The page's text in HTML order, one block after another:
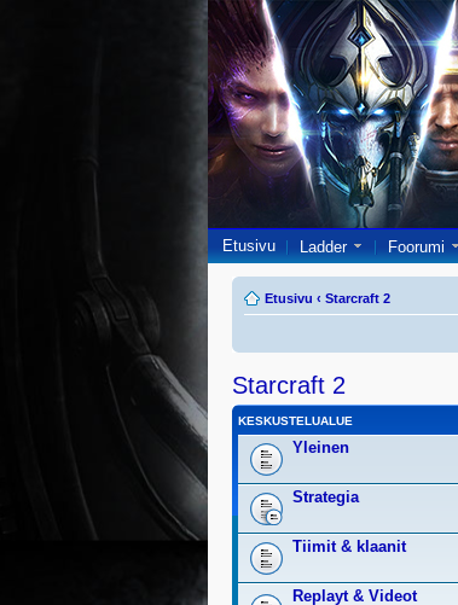
Etusivu Ladder Foorumi
Etusivu ‹ Starcraft 2
Starcraft 2
KESKUSTELUALUE
Yleinen
Strategia
Tiimit & klaanit
Replayt & Videot